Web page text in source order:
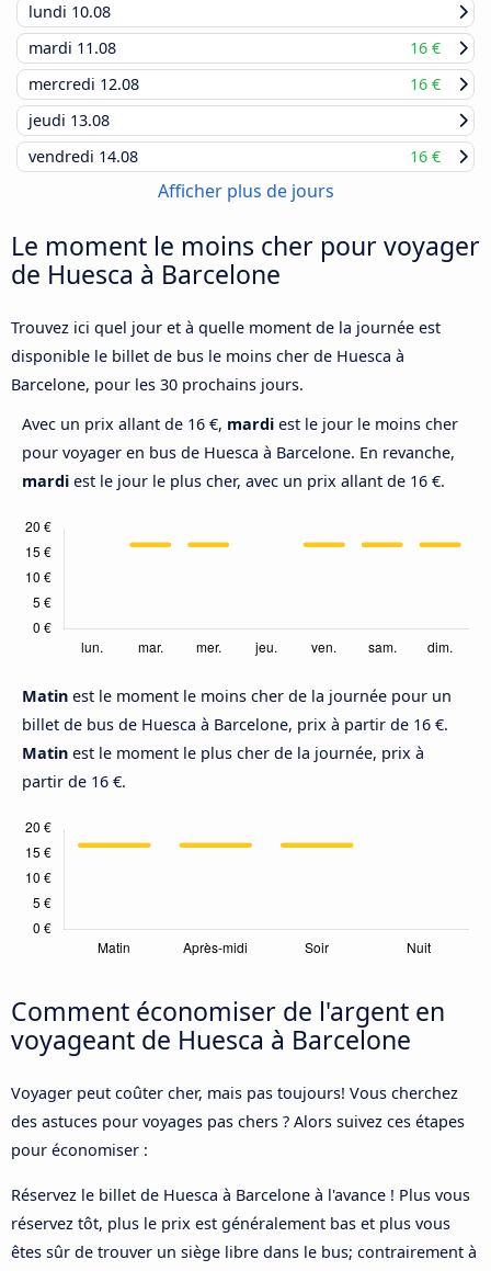
lundi 10.08
mardi 11.08
16 €
mercredi 12.08
16 €
jeudi 13.08
vendredi 14.08 16 €
Afficher plus de jours
Le moment le moins cher pour voyager
de Huesca à Barcelone
Trouvez ici quel jour et à quelle moment de la journée est
disponible le billet de bus le moins cher de Huesca à
Barcelone, pour les 30 prochains jours.
Avec un prix allant de 16 €, mardi est le jour le moins cher
pour voyager en bus de Huesca à Barcelone. En revanche,
mardi est le jour le plus cher, avec un prix allant de 16 €.
Matin est le moment le moins cher de la journée pour un
billet de bus de Huesca à Barcelone, prix à partir de 16 €.
Matin est le moment le plus cher de la journée, prix à
partir de 16 €.
Comment économiser de l'argent en
voyageant de Huesca à Barcelone
Voyager peut coûter cher, mais pas toujours! Vous cherchez
des astuces pour voyages pas chers ? Alors suivez ces étapes
pour économiser :
Réservez le billet de Huesca à Barcelone à l'avance ! Plus vous
réservez tôt, plus le prix est généralement bas et plus vous
êtes sûr de trouver un siège libre dans le bus; contrairement à